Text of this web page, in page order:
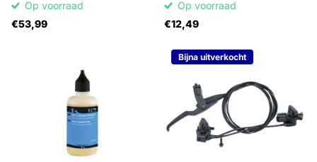
Op voorraad
€53,99
Op voorraad
€12,49
Bijna uitverkocht